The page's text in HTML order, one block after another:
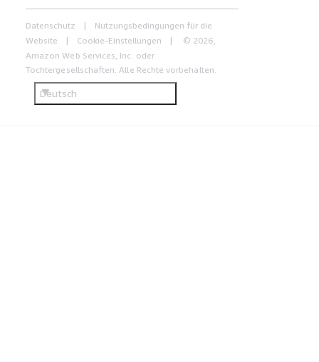
Datenschutz
Nutzungsbedingungen für die
Website
Cookie-Einstellungen
© 2026,
Amazon Web Services, Inc. oder
Tochtergesellschaften. Alle Rechte vorbehalten.
Deutsch